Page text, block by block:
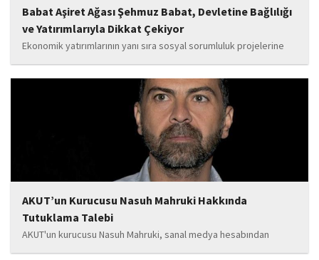
Babat Aşiret Ağası Şehmuz Babat, Devletine Bağlılığı
ve Yatırımlarıyla Dikkat Çekiyor
Ekonomik yatırımlarının yanı sıra sosyal sorumluluk projelerine
de önem veren Babat'ın, eğitim alanında bir lise ile iki okulun
yapımına katkı sunduğu, ayrıca Şırnak'ın çeşitli noktalarında
tamamlanan ve yapımı devam eden...
AKUT’un Kurucusu Nasuh Mahruki Hakkında
Tutuklama Talebi
AKUT'un kurucusu Nasuh Mahruki, sanal medya hesabından
yaptığı '15 Temmuz' paylaşımı nedeniyle 'Halkı kin ve düşmanlığa